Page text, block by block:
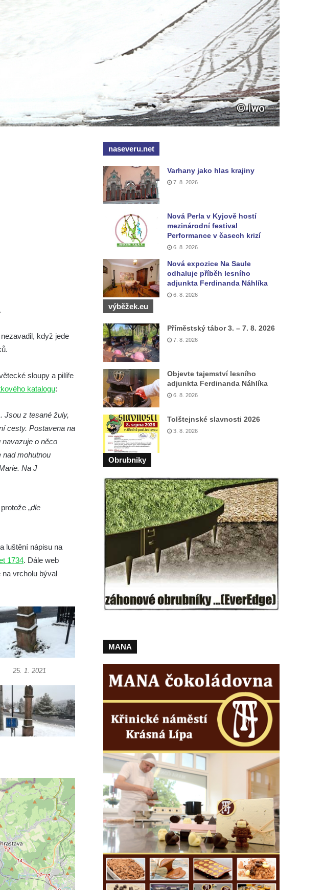
když jede
sloupy a pilíře
katalogu:
Jsou z tesané žuly,
cesty. Postavena na
o něco
mohutnou
Na J
„dle
luštění nápisu na
1734. Dále web
vrcholu býval
25. 1. 2021
naseveru.net
Varhany jako hlas krajiny
7. 8. 2026
Nová Perla v Kyjově hostí
mezinárodní festival
Performance v časech krizí
6. 8. 2026
Nová expozice Na Saule
odhaluje příběh lesního
adjunkta Ferdinanda Náhlíka
6. 8. 2026
výběžek.eu
Příměstský tábor 3. – 7. 8. 2026
7. 8. 2026
Objevte tajemství lesního
adjunkta Ferdinanda Náhlíka
6. 8. 2026
Tolštejnské slavnosti 2026
3. 8. 2026
Obrubniky
MANA